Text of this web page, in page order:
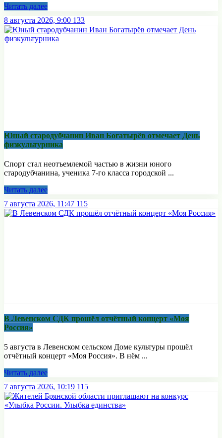
Читать далее
8 августа 2026, 9:00 133
Юный стародубчанин Иван Богатырёв отмечает День
физкультурника
Спорт стал неотъемлемой частью в жизни юного
стародубчанина, ученика 7-го класса городской ...
Читать далее
7 августа 2026, 11:47 115
В Левенском СДК прошёл отчётный концерт «Моя
Россия»
5 августа в Левенском сельском Доме культуры прошёл
отчётный концерт «Моя Россия». В нём ...
Читать далее
7 августа 2026, 10:19 115